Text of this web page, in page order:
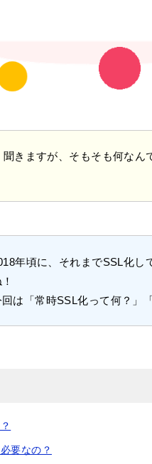
きますが、そもそも何なん
年頃に、それまでSSL化し
回は「常時SSL化って何？」
要なの？